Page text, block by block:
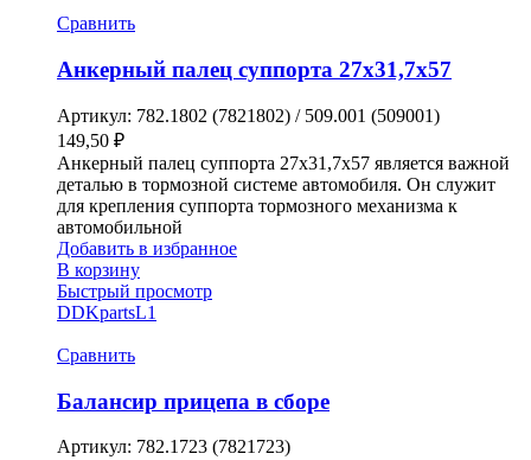
Сравнить
Анкерный палец суппорта 27х31,7х57
Артикул: 782.1802 (7821802) / 509.001 (509001)
149,50 ₽
Анкерный палец суппорта 27х31,7х57 является важной
деталью в тормозной системе автомобиля. Он служит
для крепления суппорта тормозного механизма к
автомобильной
Добавить в избранное
В корзину
Быстрый просмотр
DDKpartsL1
Сравнить
Балансир прицепа в сборе
Артикул: 782.1723 (7821723)